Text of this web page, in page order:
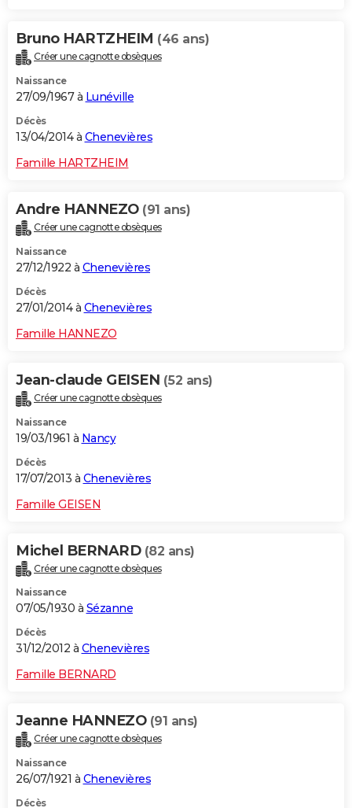
Bruno HARTZHEIM (46 ans)
Créer une cagnotte obsèques
Naissance
27/09/1967 à Lunéville
Décès
13/04/2014 à Chenevières
Famille HARTZHEIM
Andre HANNEZO (91 ans)
Créer une cagnotte obsèques
Naissance
27/12/1922 à Chenevières
Décès
27/01/2014 à Chenevières
Famille HANNEZO
Jean-claude GEISEN (52 ans)
Créer une cagnotte obsèques
Naissance
19/03/1961 à Nancy
Décès
17/07/2013 à Chenevières
Famille GEISEN
Michel BERNARD (82 ans)
Créer une cagnotte obsèques
Naissance
07/05/1930 à Sézanne
Décès
31/12/2012 à Chenevières
Famille BERNARD
Jeanne HANNEZO (91 ans)
Créer une cagnotte obsèques
Naissance
26/07/1921 à Chenevières
Décès